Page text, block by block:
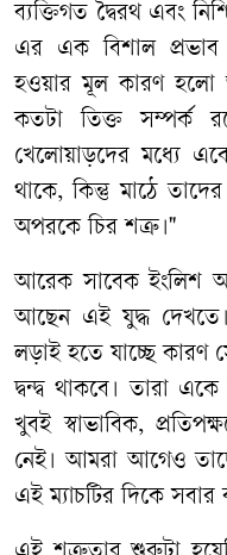
ব্যক্তিগত দ্বৈরথ এবং
এর এক বিশাল প্রভাব
হওয়ার মূল কারণ হলো
কতটা তিক্ত সম্পর্ক
খেলোয়াড়দের মধ্যে
থাকে, কিন্তু মাঠে
অপরকে চির শত্রু।"
আরেক সাবেক ইংলিশ
আছেন এই যুদ্ধ
লড়াই হতে যাচ্ছে কারণ
দ্বন্দ্ব থাকবে। তারা
খুবই স্বাভাবিক,
নেই। আমরা আগেও
এই ম্যাচটির দিকে